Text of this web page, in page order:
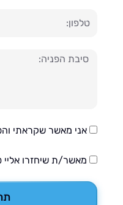
אני מאשר שקראתי והסכמתי
מאשר/ת שיחזרו אליי טלפונית.
תחזרו